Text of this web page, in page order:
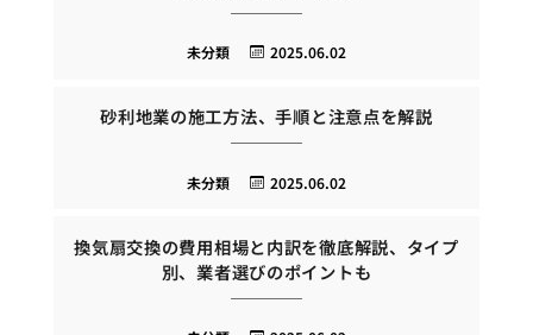
2025.06.02
未分類
砂利地業の施工方法、手順と注意点を解説
2025.06.02
未分類
換気扇交換の費用相場と内訳を徹底解説、タイプ
別、業者選びのポイントも